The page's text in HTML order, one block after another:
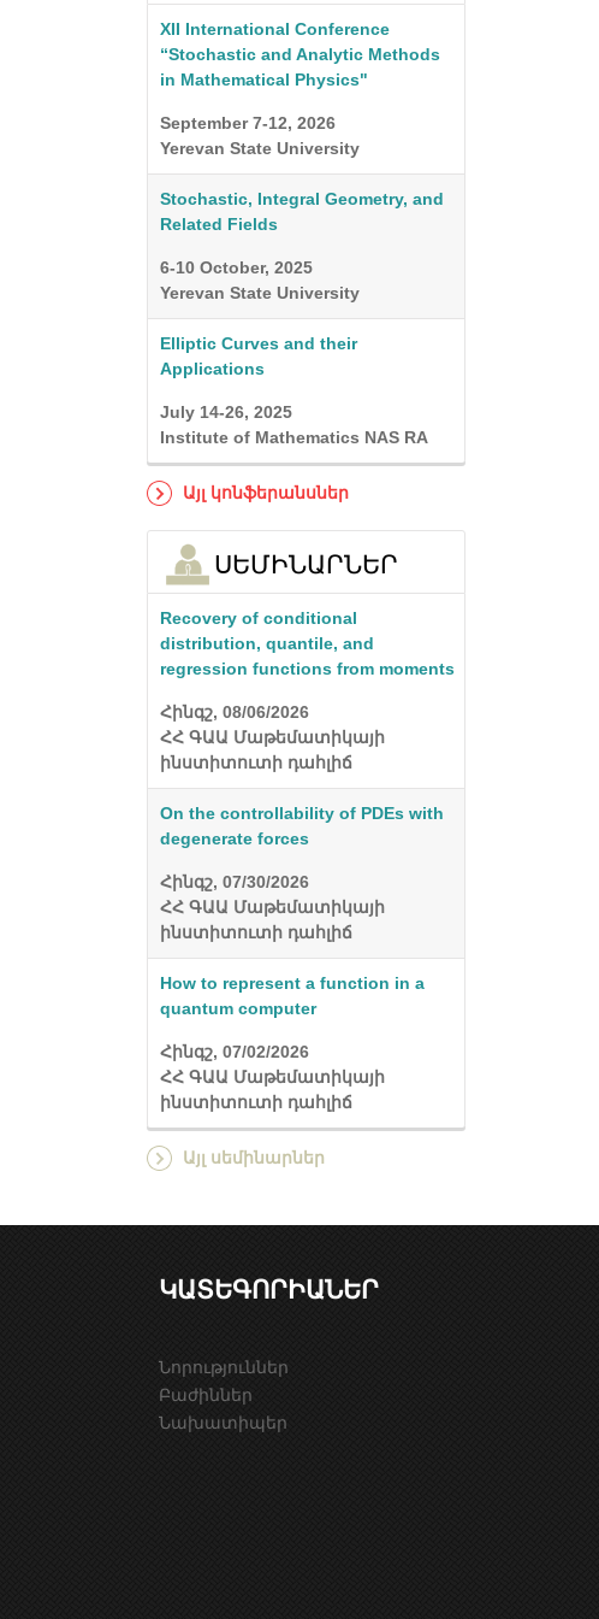
XII International Conference
“Stochastic and Analytic Methods
in Mathematical Physics"
September 7-12, 2026
Yerevan State University
Stochastic, Integral Geometry, and
Related Fields
6-10 October, 2025
Yerevan State University
Elliptic Curves and their
Applications
July 14-26, 2025
Institute of Mathematics NAS RA
Այլ կոնֆերանսներ
ՍԵՄԻՆԱՐՆԵՐ
Recovery of conditional
distribution, quantile, and
regression functions from moments
Հինգշ, 08/06/2026
ՀՀ ԳԱԱ Մաթեմատիկայի
ինստիտուտի դահլիճ
On the controllability of PDEs with
degenerate forces
Հինգշ, 07/30/2026
ՀՀ ԳԱԱ Մաթեմատիկայի
ինստիտուտի դահլիճ
How to represent a function in a
quantum computer
Հինգշ, 07/02/2026
ՀՀ ԳԱԱ Մաթեմատիկայի
ինստիտուտի դահլիճ
Այլ սեմինարներ
ԿԱՏԵԳՈՐԻԱՆԵՐ
Նորություններ
Բաժիններ
Նախատիպեր